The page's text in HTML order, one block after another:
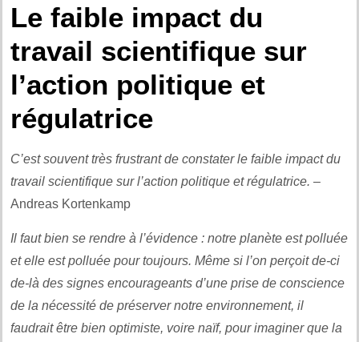
Le faible impact du
travail scientifique sur
l’action politique et
régulatrice
C’est souvent très frustrant de constater le faible impact du
travail scientifique sur l’action politique et régulatrice. –
Andreas Kortenkamp
Il faut bien se rendre à l’évidence : notre planète est polluée
et elle est polluée pour toujours. Même si l’on perçoit de-ci
de-là des signes encourageants d’une prise de conscience
de la nécessité de préserver notre environnement, il
faudrait être bien optimiste, voire naïf, pour imaginer que la